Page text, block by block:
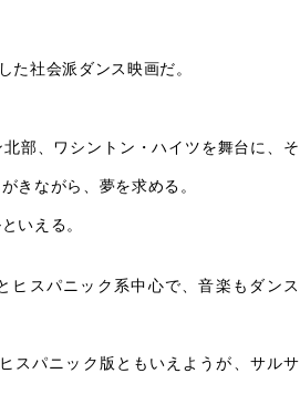
た社会派ダンス映画だ。
部、ワシントン・ハイツを舞台に、そ
きながら、夢を求める。
いえる。
ヒスパニック系中心で、音楽もダンス
スパニック版ともいえようが、サルサ